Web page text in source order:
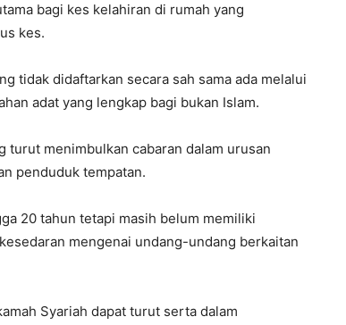
bagi kes kelahiran di rumah yang
kes.
tidak didaftarkan secara sah sama ada melalui
adat yang lengkap bagi bukan Islam.
turut menimbulkan cabaran dalam urusan
penduduk tempatan.
20 tahun tetapi masih belum memiliki
mengenai undang-undang berkaitan
Syariah dapat turut serta dalam